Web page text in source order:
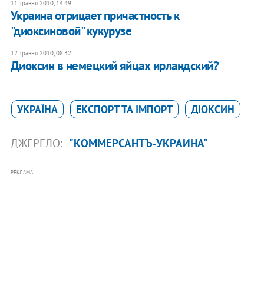
11 травня 2010, 14:49
Украина отрицает причастность к
"диоксиновой" кукурузе
12 травня 2010, 08:32
Диоксин в немецкий яйцах ирландский?
УКРАЇНА ЕКСПОРТ ТА ІМПОРТ ДІОКСИН
ДЖЕРЕЛО: "КОММЕРСАНТЪ-УКРАИНА"
РЕКЛАМА